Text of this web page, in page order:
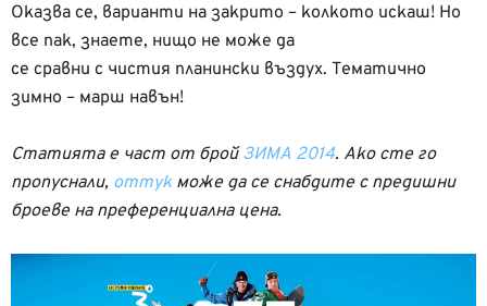
Оказва се, варианти на закрито – колкото искаш! Но
все пак, знаете, нищо не може да
се сравни с чистия планински въздух. Тематично
зимно – марш навън!
Статията е част от брой ЗИМА 2014. Ако сте го
пропуснали, оттук може да се снабдите с предишни
броеве на преференциална цена.